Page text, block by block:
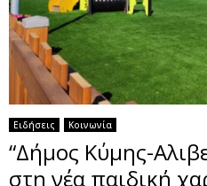
Ειδήσεις Κοινωνία
“Δήμος Κύμης-
στη νέα παιδική